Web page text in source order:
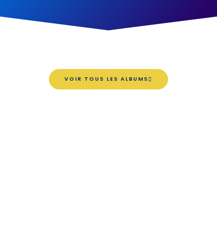
VOIR TOUS LES ALBUMS